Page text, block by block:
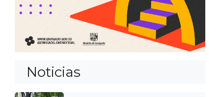
Noticias